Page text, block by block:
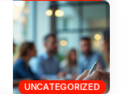
UNCATEGORIZED